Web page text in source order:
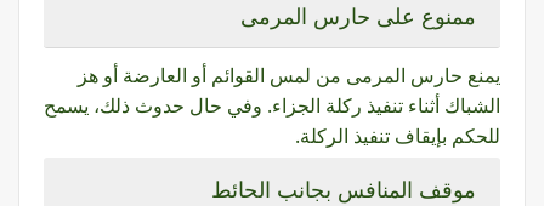
ممنوع على حارس المرمى
يمنع حارس المرمى من لمس القوائم أو العارضة أو هز
الشباك أثناء تنفيذ ركلة الجزاء. وفي حال حدوث ذلك، يسمح
للحكم بإيقاف تنفيذ الركلة.
موقف المنافس بجانب الحائط